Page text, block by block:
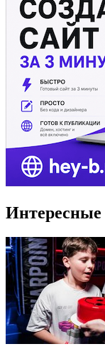
Интересные